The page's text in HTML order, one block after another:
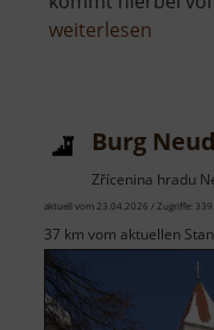
weiterlesen
Burg
Zřícenina hradu
aktuell vom 23.04.2026 / Zugriffe:
37 km vom aktuellen